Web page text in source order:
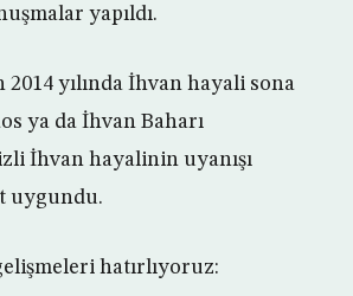
yapıldı.
2014 yılında İhvan hayali sona
ya da İhvan Baharı
İhvan hayalinin uyanışı
uygundu.
hatırlıyoruz: